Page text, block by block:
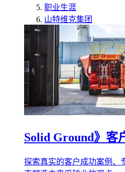
职业生涯
山特维克集团
Solid Ground》客
探索真实的客户成功案例、